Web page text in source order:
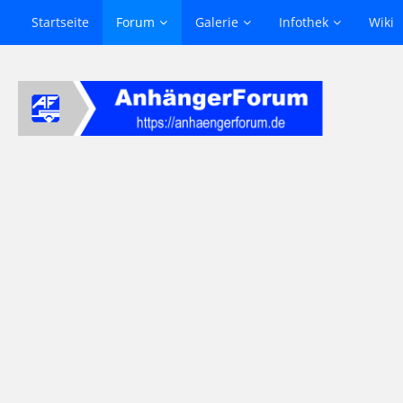
Startseite Forum Galerie Infothek Wiki